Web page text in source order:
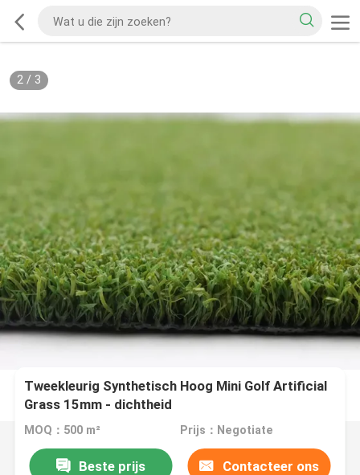
2/ 3
Tweekleurig Synthetisch Hoog Mini Golf Artificial
Grass 15mm - dichtheid
MOQ：500 m² Prijs：Negotiate
Beste prijs Contacteer ons